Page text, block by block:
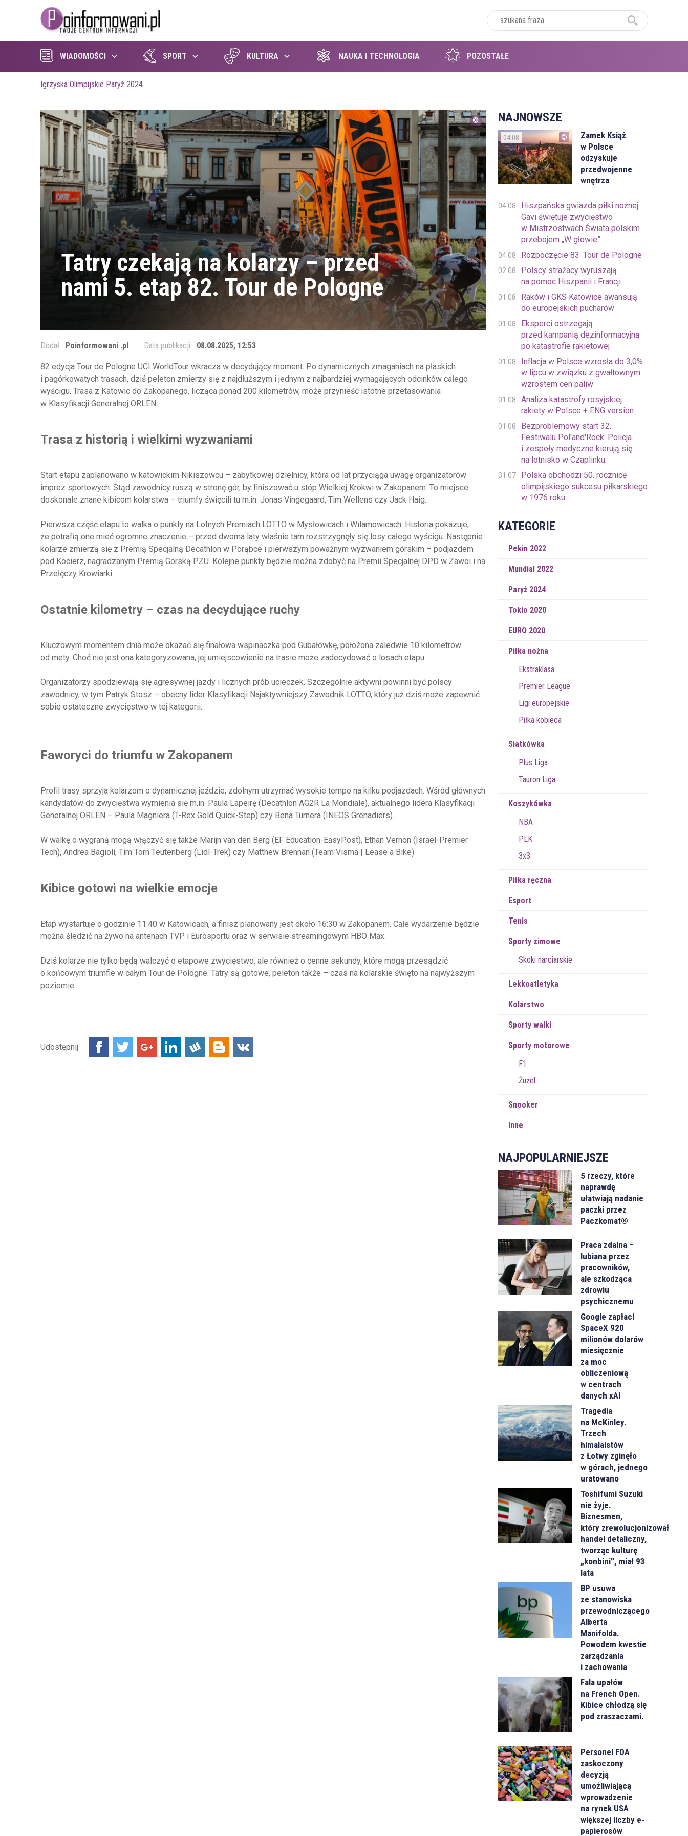
WIADOMOŚCI SPORT KULTURA NAUKA I TECHNOLOGIA POZOSTAŁE
Igrzyska Olimpijskie Paryż 2024
Tatry czekają na kolarzy – przed
nami 5. etap 82. Tour de Pologne
Dodał: Poinformowani .pl Data publikacji: 08.08.2025, 12:53
82 edycja Tour de Pologne UCI WorldTour wkracza w decydujący moment. Po dynamicznych zmaganiach na płaskich
i pagórkowatych trasach, dziś peleton zmierzy się z najdłuższym i jednym z najbardziej wymagających odcinków całego
wyścigu. Trasa z Katowic do Zakopanego, licząca ponad 200 kilometrów, może przynieść istotne przetasowania
w Klasyfikacji Generalnej ORLEN.
Trasa z historią i wielkimi wyzwaniami
Start etapu zaplanowano w katowickim Nikiszowcu – zabytkowej dzielnicy, która od lat przyciąga uwagę organizatorów
imprez sportowych. Stąd zawodnicy ruszą w stronę gór, by finiszować u stóp Wielkiej Krokwi w Zakopanem. To miejsce
doskonale znane kibicom kolarstwa – triumfy święcili tu m.in. Jonas Vingegaard, Tim Wellens czy Jack Haig.
Pierwsza część etapu to walka o punkty na Lotnych Premiach LOTTO w Mysłowicach i Wilamowicach. Historia pokazuje,
że potrafią one mieć ogromne znaczenie – przed dwoma laty właśnie tam rozstrzygnęły się losy całego wyścigu. Następnie
kolarze zmierzą się z Premią Specjalną Decathlon w Porąbce i pierwszym poważnym wyzwaniem górskim – podjazdem
pod Kocierz, nagradzanym Premią Górską PZU. Kolejne punkty będzie można zdobyć na Premii Specjalnej DPD w Zawoi i na
Przełęczy Krowiarki.
Ostatnie kilometry – czas na decydujące ruchy
Kluczowym momentem dnia może okazać się finałowa wspinaczka pod Gubałówkę, położona zaledwie 10 kilometrów
od mety. Choć nie jest ona kategoryzowana, jej umiejscowienie na trasie może zadecydować o losach etapu.
Organizatorzy spodziewają się agresywnej jazdy i licznych prób ucieczek. Szczególnie aktywni powinni być polscy
zawodnicy, w tym Patryk Stosz – obecny lider Klasyfikacji Najaktywniejszy Zawodnik LOTTO, który już dziś może zapewnić
sobie ostateczne zwycięstwo w tej kategorii.
Faworyci do triumfu w Zakopanem
Profil trasy sprzyja kolarzom o dynamicznej jeździe, zdolnym utrzymać wysokie tempo na kilku podjazdach. Wśród głównych
kandydatów do zwycięstwa wymienia się m.in. Paula Lapeirę (Decathlon AG2R La Mondiale), aktualnego lidera Klasyfikacji
Generalnej ORLEN – Paula Magniera (T-Rex Gold Quick-Step) czy Bena Turnera (INEOS Grenadiers).
W walkę o wygraną mogą włączyć się także Marijn van den Berg (EF Education-EasyPost), Ethan Vernon (Israel-Premier
Tech), Andrea Bagioli, Tim Torn Teutenberg (Lidl-Trek) czy Matthew Brennan (Team Visma | Lease a Bike).
Kibice gotowi na wielkie emocje
Etap wystartuje o godzinie 11:40 w Katowicach, a finisz planowany jest około 16:30 w Zakopanem. Całe wydarzenie będzie
można śledzić na żywo na antenach TVP i Eurosportu oraz w serwisie streamingowym HBO Max.
Dziś kolarze nie tylko będą walczyć o etapowe zwycięstwo, ale również o cenne sekundy, które mogą przesądzić
o końcowym triumfie w całym Tour de Pologne. Tatry są gotowe, peleton także – czas na kolarskie święto na najwyższym
poziomie.
NAJNOWSZE
04.08
Zamek Książ
w Polsce
odzyskuje
przedwojenne
wnętrza
04.08
Hiszpańska gwiazda piłki nożnej
Gavi świętuje zwycięstwo
w Mistrzostwach Świata polskim
przebojem „W głowie”
04.08 Rozpoczęcie 83. Tour de Pologne
02.08
Polscy strażacy wyruszają
na pomoc Hiszpanii i Francji
01.08
Raków i GKS Katowice awansują
do europejskich pucharów
01.08
Eksperci ostrzegają
przed kampanią dezinformacyjną
po katastrofie rakietowej
01.08
Inflacja w Polsce wzrosła do 3,0%
w lipcu w związku z gwałtownym
wzrostem cen paliw
01.08
Analiza katastrofy rosyjskiej
rakiety w Polsce + ENG version
01.08
Bezproblemowy start 32.
Festiwalu Pol'and'Rock: Policja
i zespoły medyczne kierują się
na lotnisko w Czaplinku
31.07
Polska obchodzi 50. rocznicę
olimpijskiego sukcesu piłkarskiego
w 1976 roku
KATEGORIE
Pekin 2022
Mundial 2022
Paryż 2024
Tokio 2020
EURO 2020
Piłka nożna
Ekstraklasa
Premier League
Ligi europejskie
Piłka kobieca
Siatkówka
Plus Liga
Tauron Liga
Koszykówka
NBA
PLK
3x3
Piłka ręczna
Esport
Tenis
Sporty zimowe
Skoki narciarskie
Lekkoatletyka
Kolarstwo
Sporty walki
Sporty motorowe
F1
Żużel
Snooker
Inne
NAJPOPULARNIEJSZE
5 rzeczy, które
naprawdę
ułatwiają nadanie
paczki przez
Paczkomat®
Praca zdalna –
lubiana przez
pracowników,
ale szkodząca
zdrowiu
psychicznemu
Google zapłaci
SpaceX 920
milionów dolarów
miesięcznie
za moc
obliczeniową
w centrach
danych xAI
Tragedia
na McKinley.
Trzech
himalaistów
z Łotwy zginęło
w górach, jednego
uratowano
Toshifumi Suzuki
nie żyje.
Biznesmen,
który zrewolucjonizował
handel detaliczny,
tworząc kulturę
„konbini”, miał 93
lata
BP usuwa
ze stanowiska
przewodniczącego
Alberta
Manifolda.
Powodem kwestie
zarządzania
i zachowania
Fala upałów
na French Open.
Kibice chłodzą się
pod zraszaczami.
Personel FDA
zaskoczony
decyzją
umożliwiającą
wprowadzenie
na rynek USA
większej liczby e-
papierosów